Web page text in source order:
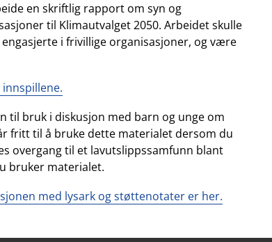
en skriftlig rapport om syn og
til Klimautvalget 2050. Arbeidet skulle
i frivillige organisasjoner, og være
til bruk i diskusjon med barn og unge om
fritt til å bruke dette materialet dersom du
overgang til et lavutslippssamfunn blant
bruker materialet.
med lysark og støttenotater er her.